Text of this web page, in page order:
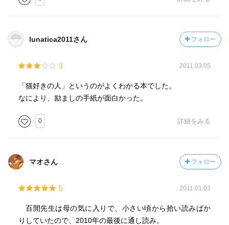
lunatica2011さん フォロー
3 2011.03.05
「猫好きの人」というのがよくわかる本でした。
なにより、励ましの手紙が面白かった。
0 詳細をみる
マオさん フォロー
5 2011.01.03
百閒先生は母の気に入りで、小さい頃から拾い読みばか
りしていたので、2010年の最後に通し読み。